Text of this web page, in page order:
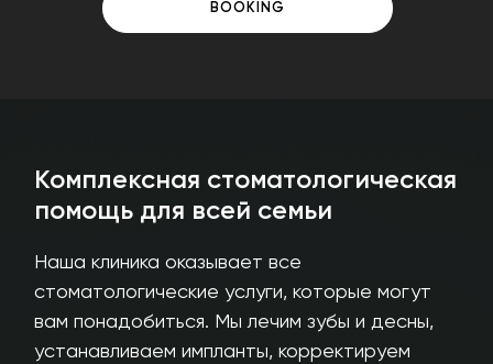
BOOKING
Комплексная стоматологическая
помощь для всей семьи
Наша клиника оказывает все
стоматологические услуги, которые могут
вам понадобиться. Мы лечим зубы и десны,
устанавливаем импланты, корректируем